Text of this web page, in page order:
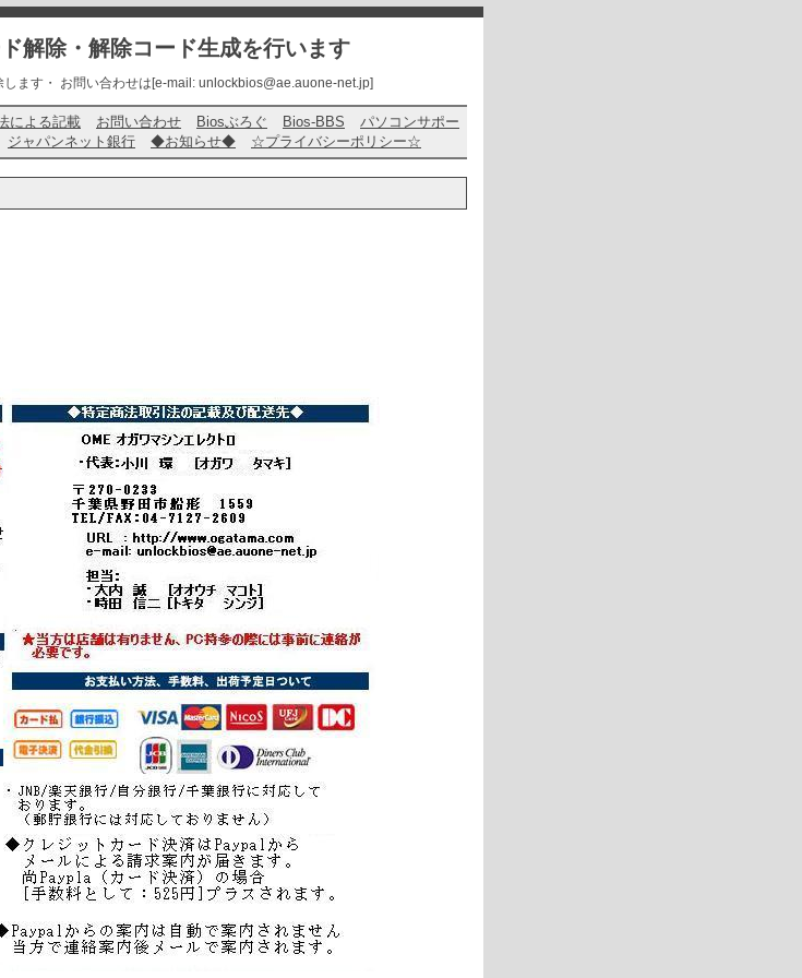
解除・解除コード生成を行います
ます・ お問い合わせは[e-mail: unlockbios@ae.auone-net.jp]
による記載 お問い合わせ Biosぶろぐ Bios-BBS
パソコンサポー
ジャパンネット銀行 ◆お知らせ◆ ☆プライバシーポリシー☆